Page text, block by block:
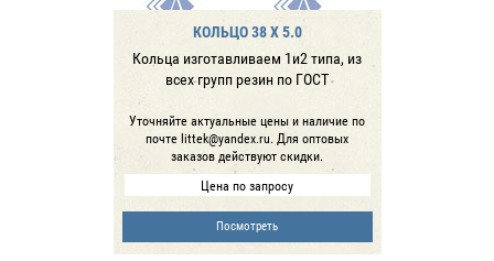
КОЛЬЦО 38 X 5.0
Кольца изготавливаем 1и2 типа, из
всех групп резин по ГОСТ
Уточняйте актуальные цены и наличие по
почте littek@yandex.ru. Для оптовых
заказов действуют скидки.
Цена по запросу
Посмотреть